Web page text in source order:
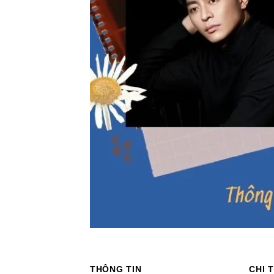
THÔNG TIN CHI